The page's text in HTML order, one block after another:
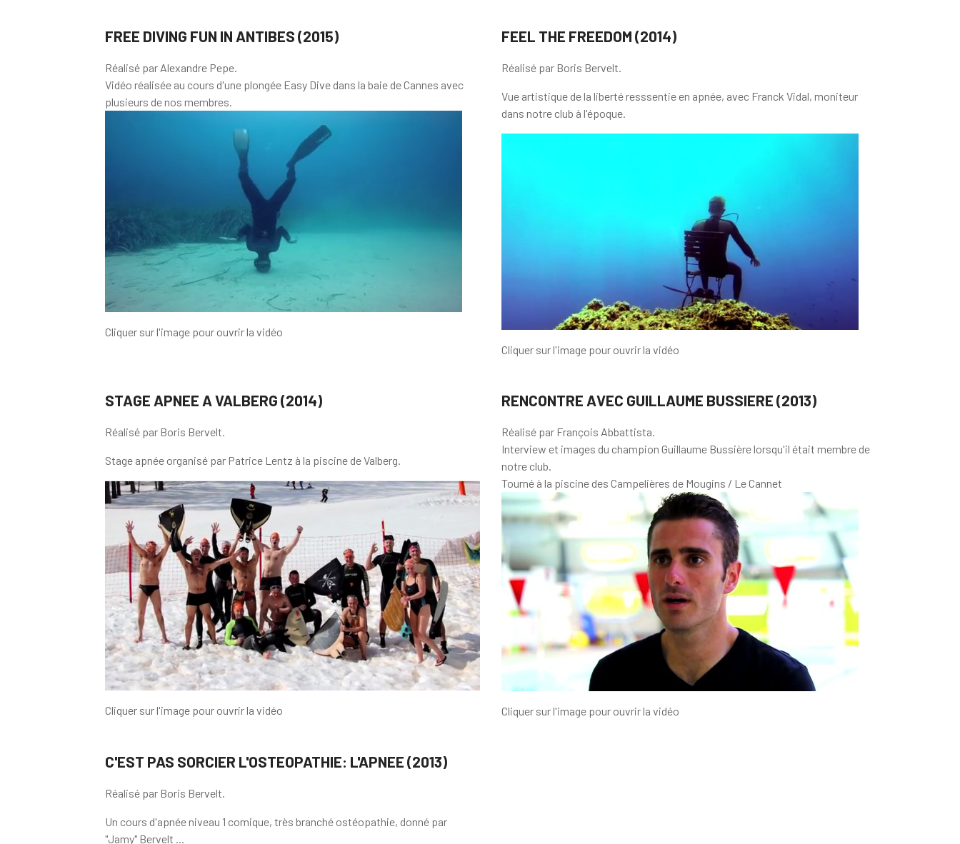
FREE DIVING FUN IN ANTIBES (2015)
Réalisé par Alexandre Pepe.
Vidéo réalisée au cours d'une plongée Easy Dive dans la baie de Cannes avec
plusieurs de nos membres.
Cliquer sur l'image pour ouvrir la vidéo
FEEL THE FREEDOM (2014)
Réalisé par Boris Bervelt.
Vue artistique de la liberté resssentie en apnée, avec Franck Vidal, moniteur
dans notre club à l'époque.
Cliquer sur l'image pour ouvrir la vidéo
STAGE APNEE A VALBERG (2014)
Réalisé par Boris Bervelt.
Stage apnée organisé par Patrice Lentz à la piscine de Valberg.
Cliquer sur l'image pour ouvrir la vidéo
RENCONTRE AVEC GUILLAUME BUSSIERE (2013)
Réalisé par François Abbattista.
Interview et images du champion Guillaume Bussière lorsqu'il était membre de
notre club.
Tourné à la piscine des Campelières de Mougins / Le Cannet
Cliquer sur l'image pour ouvrir la vidéo
C'EST PAS SORCIER L'OSTEOPATHIE: L'APNEE (2013)
Réalisé par Boris Bervelt.
Un cours d'apnée niveau 1 comique, très branché ostéopathie, donné par
"Jamy" Bervelt ...